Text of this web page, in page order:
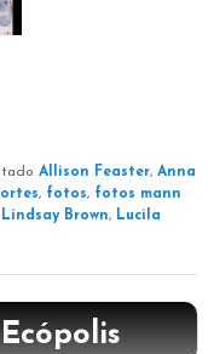
Allison Feaster,Anna
, fotos, fotos mann
Lindsay Brown, Lucila